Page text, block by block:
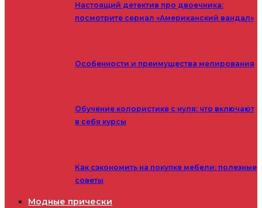
Настоящий детектив про двоечника:
посмотрите сериал «Американский вандал»
Особенности и преимущества мелирования
Обучение колористике с нуля: что включают
в себя курсы
Как сэкономить на покупке мебели: полезные
советы
Модные прически